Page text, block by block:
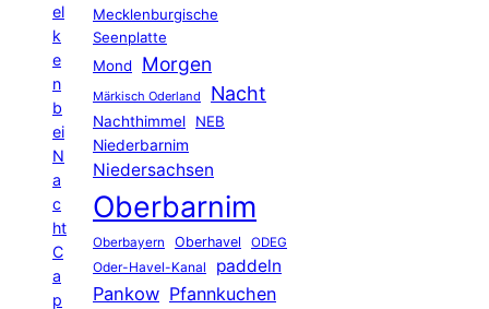
el
k
e
n
b
ei
N
a
c
ht
C
a
p
Mecklenburgische
Seenplatte
Mond
Morgen
Märkisch Oderland Nacht
Nachthimmel
NEB
Niederbarnim
Niedersachsen
Oberbarnim
Oberbayern Oberhavel ODEG
Oder-Havel-Kanal paddeln
Pankow Pfannkuchen